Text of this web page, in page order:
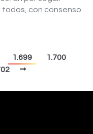
con consenso
1.699
1.700